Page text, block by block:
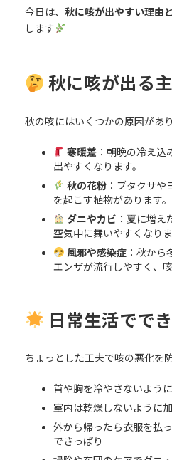
今日は、 秋に咳が出やすい理由
します
秋に咳が出る
秋の咳にはいくつかの原因があり
寒暖差：朝晩の冷え込
出やすくなります。
秋の花粉：ブタクサや
を起こす植物があります。
ダニやカビ ：夏に増え
空気中に舞いやすくなりま
風邪や感染症：秋から
エンザが流行しやすく、
日常生活でで
ちょっとした工夫で咳の悪化を
首や胸を冷やさないよう
室内は乾燥しないように
外から帰ったら衣服を払
でさっぱり